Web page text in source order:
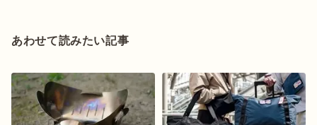
あわせて読みたい記事